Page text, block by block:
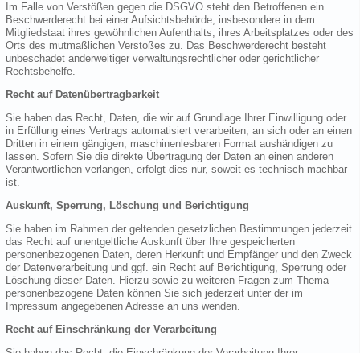
Im Falle von Verstößen gegen die DSGVO steht den Betroffenen ein
Beschwerderecht bei einer Aufsichtsbehörde, insbesondere in dem
Mitgliedstaat ihres gewöhnlichen Aufenthalts, ihres Arbeitsplatzes oder des
Orts des mutmaßlichen Verstoßes zu. Das Beschwerderecht besteht
unbeschadet anderweitiger verwaltungsrechtlicher oder gerichtlicher
Rechtsbehelfe.
Recht auf Datenübertragbarkeit
Sie haben das Recht, Daten, die wir auf Grundlage Ihrer Einwilligung oder
in Erfüllung eines Vertrags automatisiert verarbeiten, an sich oder an einen
Dritten in einem gängigen, maschinenlesbaren Format aushändigen zu
lassen. Sofern Sie die direkte Übertragung der Daten an einen anderen
Verantwortlichen verlangen, erfolgt dies nur, soweit es technisch machbar
ist.
Auskunft, Sperrung, Löschung und Berichtigung
Sie haben im Rahmen der geltenden gesetzlichen Bestimmungen jederzeit
das Recht auf unentgeltliche Auskunft über Ihre gespeicherten
personenbezogenen Daten, deren Herkunft und Empfänger und den Zweck
der Datenverarbeitung und ggf. ein Recht auf Berichtigung, Sperrung oder
Löschung dieser Daten. Hierzu sowie zu weiteren Fragen zum Thema
personenbezogene Daten können Sie sich jederzeit unter der im
Impressum angegebenen Adresse an uns wenden.
Recht auf Einschränkung der Verarbeitung